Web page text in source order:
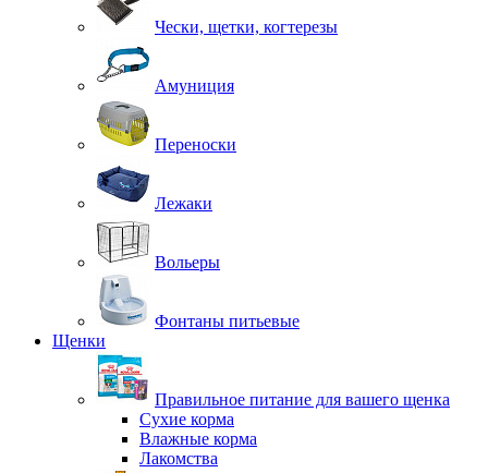
Чески, щетки, когтерезы
Амуниция
Переноски
Лежаки
Вольеры
Фонтаны питьевые
Щенки
Правильное питание для вашего щенка
Сухие корма
Влажные корма
Лакомства